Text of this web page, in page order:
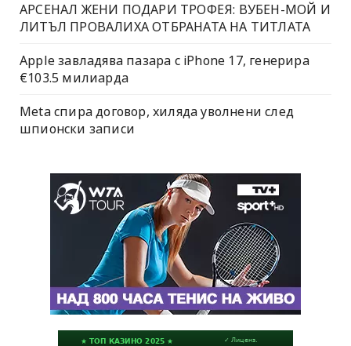
АРСЕНАЛ ЖЕНИ ПОДАРИ ТРОФЕЯ: ВУБЕН-МОЙ И
ЛИТЪЛ ПРОВАЛИХА ОТБРАНАТА НА ТИТЛАТА
Apple завладява пазара с iPhone 17, генерира
€103.5 милиарда
Meta спира договор, хиляда уволнени след
шпионски записи